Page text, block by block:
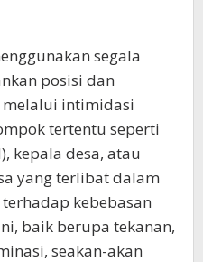
segala
posisi dan
melalui intimidasi
tertentu seperti
kepala desa, atau
yang terlibat dalam
kebebasan
baik berupa tekanan,
seakan-akan